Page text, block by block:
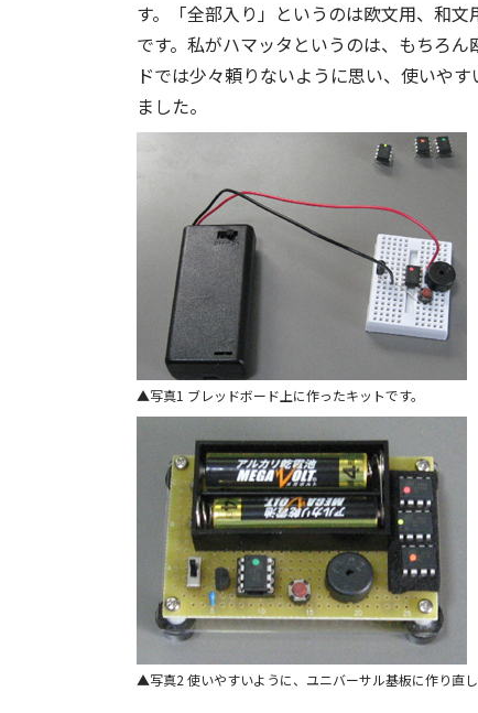
す。「全部入り」というのは欧文用、和
です。私がハマッタというのは、もちろ
ドでは少々頼りないように思い、使いや
ました。
写真1 ブレッドボード上に作ったキットです。
写真2 使いやすいように、ユニバーサル基板に作り直し